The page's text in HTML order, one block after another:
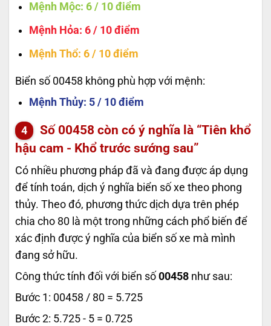
Mệnh Mộc: 6 / 10 điểm
Mệnh Hỏa: 6 / 10 điểm
Mệnh Thổ: 6 / 10 điểm
Biển số 00458 không phù hợp với mệnh:
Mệnh Thủy: 5 / 10 điểm
Số 00458 còn có ý nghĩa là “Tiên khổ
hậu cam - Khổ trước sướng sau”
Có nhiều phương pháp đã và đang được áp dụng
để tính toán, dịch ý nghĩa biển số xe theo phong
thủy. Theo đó, phương thức dịch dựa trên phép
chia cho 80 là một trong những cách phổ biến để
xác định được ý nghĩa của biển số xe mà mình
đang sở hữu.
Công thức tính đối với biển số 00458 như sau:
Bước 1: 00458 / 80 = 5.725
Bước 2: 5.725 - 5 = 0.725